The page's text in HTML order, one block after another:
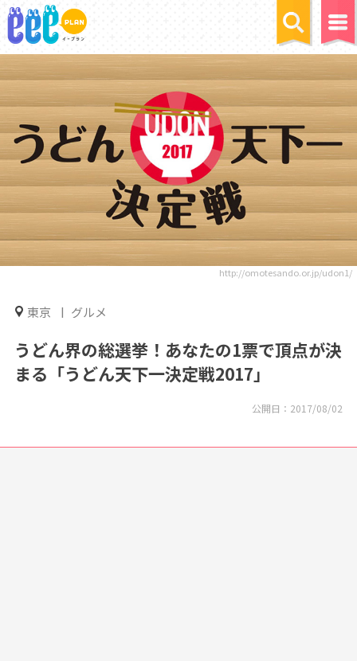
http://omotesando.or.jp/udon1/
東京 グルメ
うどん界の総選挙！あなたの1票で頂点が決
まる「うどん天下一決定戦2017」
公開日： 2017/08/02